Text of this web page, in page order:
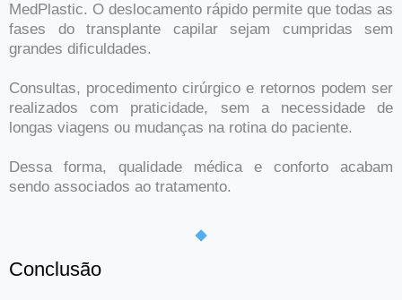
MedPlastic. O deslocamento rápido permite que todas as
fases do transplante capilar sejam cumpridas sem
grandes dificuldades.
Consultas, procedimento cirúrgico e retornos podem ser
realizados com praticidade, sem a necessidade de
longas viagens ou mudanças na rotina do paciente.
Dessa forma, qualidade médica e conforto acabam
sendo associados ao tratamento.
Conclusão